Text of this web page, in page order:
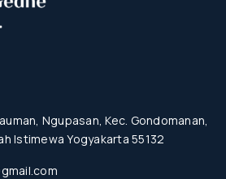
Ngupasan, Kec. Gondomanan,
Istimewa Yogyakarta 55132